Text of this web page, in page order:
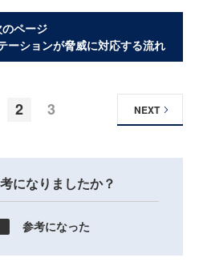
ページ
ーションが脅威に対応する流れ
2 3 NEXT
になりましたか？
参考になった